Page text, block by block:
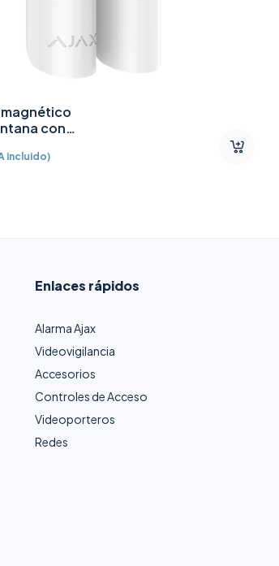
con
AJ-
incluido)
Enlaces rápidos
Alarma Ajax
Videovigilancia
Accesorios
Controles de Acceso
Videoporteros
Redes